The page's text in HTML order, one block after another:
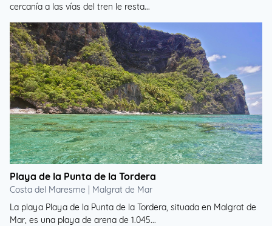
cercanía a las vías del tren le resta...
Playa de la Punta de la Tordera
Costa del Maresme | Malgrat de Mar
La playa Playa de la Punta de la Tordera, situada en Malgrat de
Mar, es una playa de arena de 1.045...